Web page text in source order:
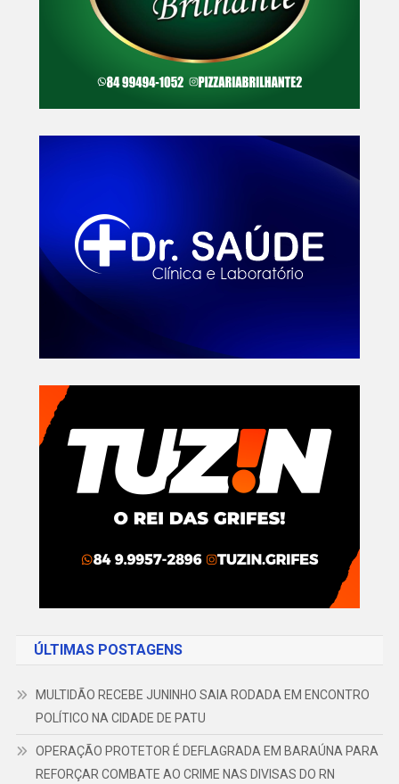
ÚLTIMAS POSTAGENS
MULTIDÃO RECEBE JUNINHO SAIA RODADA EM ENCONTRO
POLÍTICO NA CIDADE DE PATU
OPERAÇÃO PROTETOR É DEFLAGRADA EM BARAÚNA PARA
REFORÇAR COMBATE AO CRIME NAS DIVISAS DO RN